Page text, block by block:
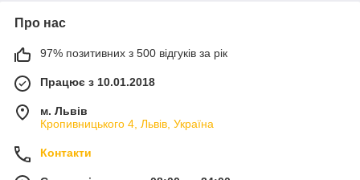
Про нас
97% позитивних з 500 відгуків за рік
Працює з 10.01.2018
м. Львів
Кропивницького 4, Львів, Україна
Контакти